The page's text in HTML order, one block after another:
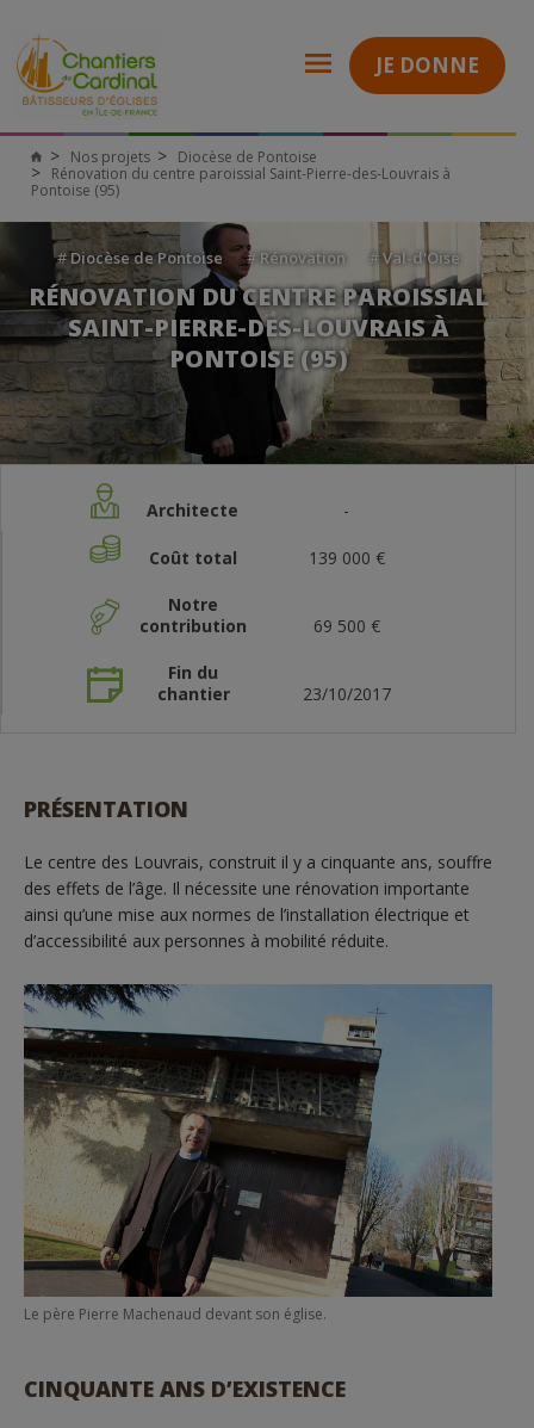
JE DONNE
Nos projets
Diocèse de Pontoise
Rénovation du centre paroissial Saint-Pierre-des-Louvrais à
Pontoise (95)
#Diocèse de Pontoise #Rénovation #Val-d'Oise
RÉNOVATION DU CENTRE PAROISSIAL
SAINT-PIERRE-DES-LOUVRAIS À
PONTOISE (95)
Architecte -
Coût total 139 000 €
Notre
contribution
69 500 €
Fin du
chantier
23/10/2017
PRÉSENTATION
Le centre des Louvrais, construit il y a cinquante ans, souffre
des effets de l’âge. Il nécessite une rénovation importante
ainsi qu’une mise aux normes de l’installation électrique et
d’accessibilité aux personnes à mobilité réduite.
Le père Pierre Machenaud devant son église.
CINQUANTE ANS D’EXISTENCE